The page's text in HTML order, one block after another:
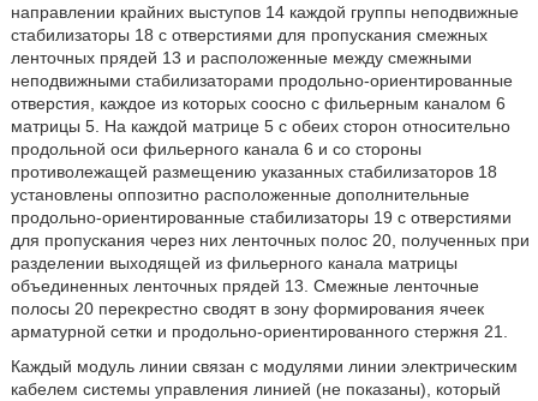
направлении крайних выступов 14 каждой группы неподвижные
стабилизаторы 18 с отверстиями для пропускания смежных
ленточных прядей 13 и расположенные между смежными
неподвижными стабилизаторами продольно-ориентированные
отверстия, каждое из которых соосно с фильерным каналом 6
матрицы 5. На каждой матрице 5 с обеих сторон относительно
продольной оси фильерного канала 6 и со стороны
противолежащей размещению указанных стабилизаторов 18
установлены оппозитно расположенные дополнительные
продольно-ориентированные стабилизаторы 19 с отверстиями
для пропускания через них ленточных полос 20, полученных при
разделении выходящей из фильерного канала матрицы
объединенных ленточных прядей 13. Смежные ленточные
полосы 20 перекрестно сводят в зону формирования ячеек
арматурной сетки и продольно-ориентированного стержня 21.
Каждый модуль линии связан с модулями линии электрическим
кабелем системы управления линией (не показаны), который